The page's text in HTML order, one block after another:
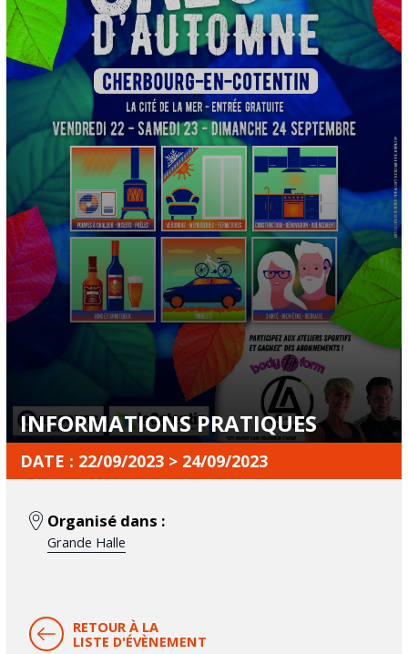
INFORMATIONS PRATIQUES
DATE : 22/09/2023 > 24/09/2023
Organisé dans :
Grande Halle
RETOUR À LA
LISTE D'ÉVÈNEMENT